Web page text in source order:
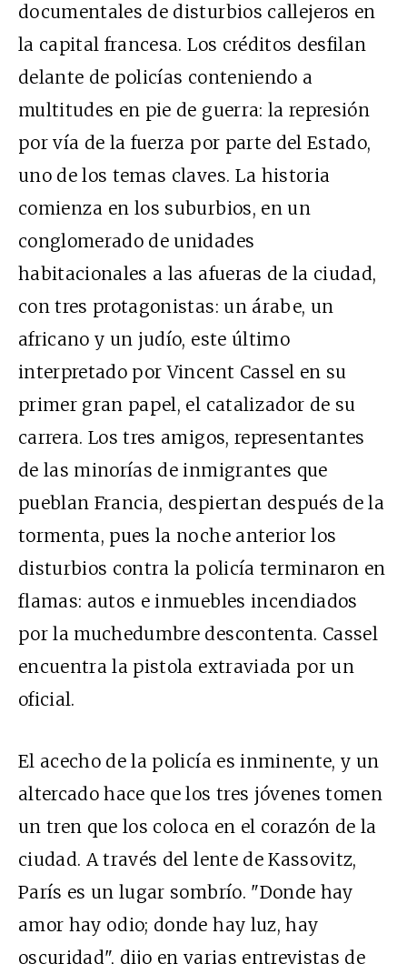
documentales de disturbios callejeros en
la capital francesa. Los créditos desfilan
delante de policías conteniendo a
multitudes en pie de guerra: la represión
por vía de la fuerza por parte del Estado,
uno de los temas claves. La historia
comienza en los suburbios, en un
conglomerado de unidades
habitacionales a las afueras de la ciudad,
con tres protagonistas: un árabe, un
africano y un judío, este último
interpretado por Vincent Cassel en su
primer gran papel, el catalizador de su
carrera. Los tres amigos, representantes
de las minorías de inmigrantes que
pueblan Francia, despiertan después de la
tormenta, pues la noche anterior los
disturbios contra la policía terminaron en
flamas: autos e inmuebles incendiados
por la muchedumbre descontenta. Cassel
encuentra la pistola extraviada por un
oficial.
El acecho de la policía es inminente, y un
altercado hace que los tres jóvenes tomen
un tren que los coloca en el corazón de la
ciudad. A través del lente de Kassovitz,
París es un lugar sombrío. "Donde hay
amor hay odio; donde hay luz, hay
oscuridad", dijo en varias entrevistas de